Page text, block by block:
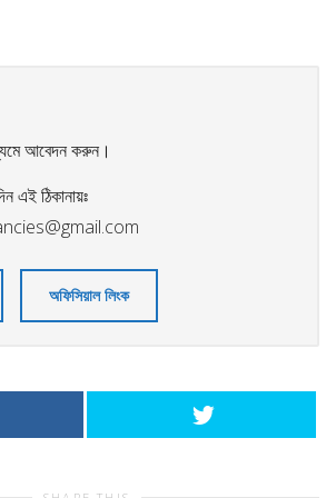
আবেদন করুন।
এই ঠিকানায়ঃ
অফিসিয়াল লিংক